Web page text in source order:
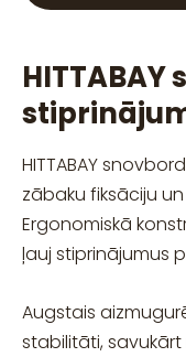
HITTABAY
zābaku fiksāciju
Ergonomiskā
ļauj stiprinājumus
Augstais
stabilitāti,